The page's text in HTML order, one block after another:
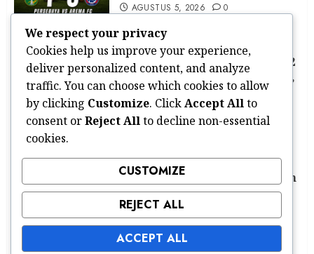
AGUSTUS 5, 2026 0
PIALA AFF 2026
Myanmar Hancurkan Laos 7-2
di ASEAN Championship 2026,
Win Naing Tun Cetak Hat-
trick
AGUSTUS 4, 2026 0
Piala Presiden
Persib Bandung Tumbangkan
Persija 2-1 di Piala Presiden
2026
AGUSTUS 4, 2026 0
We respect your privacy
Cookies help us improve your experience,
deliver personalized content, and analyze
traffic. You can choose which cookies to allow
by clicking Customize. ClickAccept Allto
consent orReject Allto decline non-essential
cookies.
CUSTOMIZE
REJECT ALL
ACCEPT ALL